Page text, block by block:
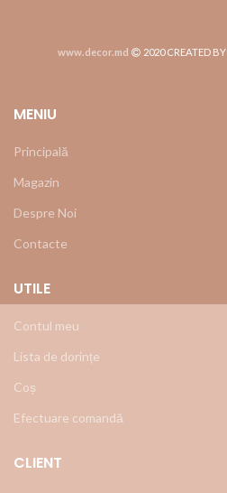
www.decor.md 2020 CREATED BY
MENIU
Principală
Magazin
Despre Noi
Contacte
UTILE
Contul meu
Lista de dorințe
Coș
Efectuare comandă
CLIENT